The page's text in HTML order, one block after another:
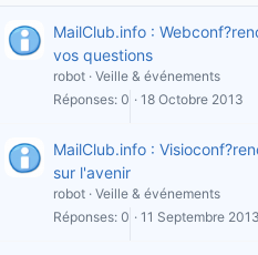
MailClub.info :
vos questions
robot Veille & événements
Réponses 0 18 Octobre 2013
MailClub.info :
sur l'avenir
robot Veille & événements
Réponses 0 11 Septembre 2013